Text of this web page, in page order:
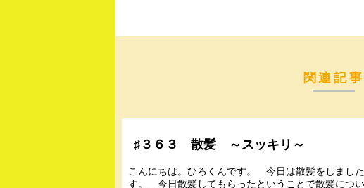
関連記事
♯３６３ 散髪 ～スッキリ～
こんにちは。ひろくんです。 今日は散髪をしまし
す。 今日散髪してもらったということで散髪につ